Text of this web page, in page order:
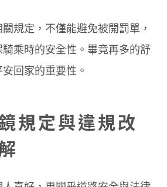
規定，不僅能避免被開罰單，
乘時的安全性。畢竟再多的舒
回家的重要性。
規定與違規改